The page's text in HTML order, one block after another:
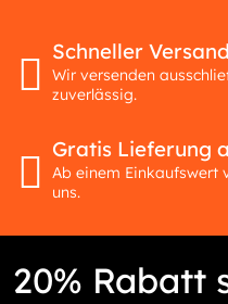
Schneller
Wir versenden
zuverlässig.
Gratis Lieferung
Ab einem Einkaufswert
uns.
20% Rabatt